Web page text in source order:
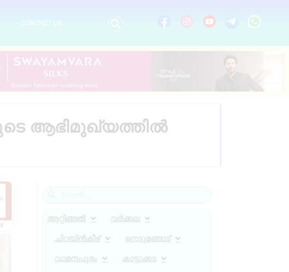
CONTACT US
ആഭിമുഖ്യത്തിൽ
ആറ്റിങ്ങൽ വർക്കല
ചിറയിൻകീഴ് നെടുമങ്ങാട്
വാമനപുരം കാട്ടാക്കട